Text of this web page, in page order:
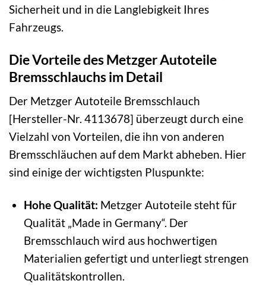
Sicherheit und in die Langlebigkeit Ihres
Fahrzeugs.
Die Vorteile des Metzger Autoteile
Bremsschlauchs im Detail
Der Metzger Autoteile Bremsschlauch
[Hersteller-Nr. 4113678] überzeugt durch eine
Vielzahl von Vorteilen, die ihn von anderen
Bremsschläuchen auf dem Markt abheben. Hier
sind einige der wichtigsten Pluspunkte:
Hohe Qualität: Metzger Autoteile steht für
Qualität „Made in Germany“. Der
Bremsschlauch wird aus hochwertigen
Materialien gefertigt und unterliegt strengen
Qualitätskontrollen.